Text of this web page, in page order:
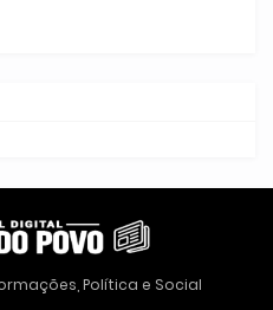
Política e Social